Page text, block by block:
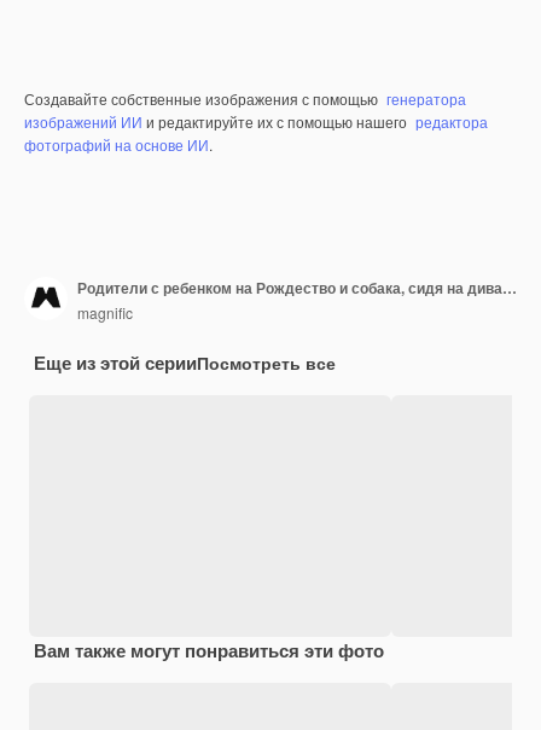
Создавайте собственные изображения с помощью генератора
изображений ИИ и редактируйте их с помощью нашего редактора
фотографий на основе ИИ.
Родители с ребенком на Рождество и собака, сидя на диване
magnific
Еще из этой серииПосмотреть все
Вам также могут понравиться эти фото